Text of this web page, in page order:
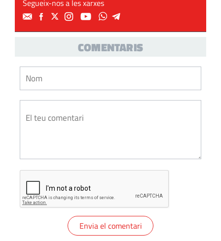
Segueix-nos a les xarxes
COMENTARIS